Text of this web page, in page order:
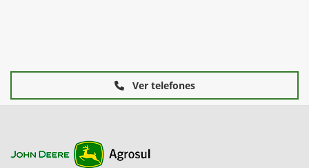
Ver telefones